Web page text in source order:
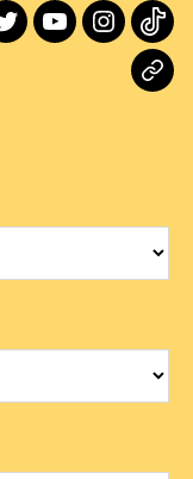
TwitterYoutube